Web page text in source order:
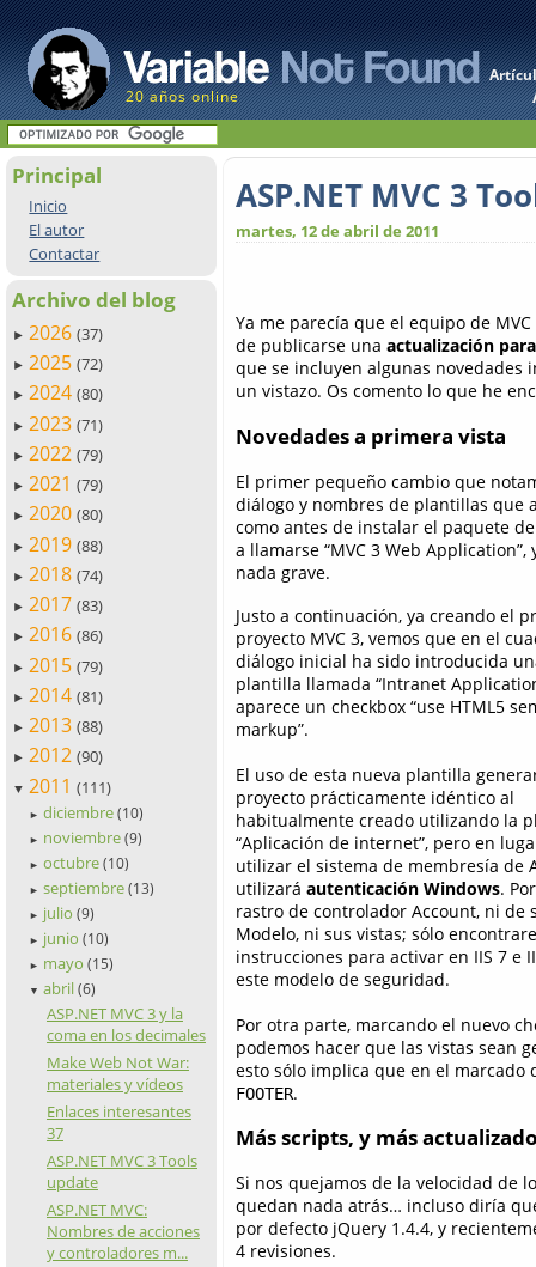
20 años online
Principal
Inicio
El autor
Contactar
Archivo del blog
► 2026 (37)
► 2025 (72)
► 2024 (80)
► 2023 (71)
► 2022 (79)
► 2021 (79)
► 2020 (80)
► 2019 (88)
► 2018 (74)
► 2017 (83)
► 2016 (86)
► 2015 (79)
► 2014 (81)
► 2013 (88)
► 2012 (90)
▼ 2011 (111)
► diciembre (10)
► noviembre (9)
► octubre (10)
► septiembre (13)
► julio (9)
► junio (10)
► mayo (15)
▼ abril (6)
ASP.NET MVC 3 y la
coma en los decimales
Make Web Not War:
materiales y vídeos
Enlaces interesantes
37
ASP.NET MVC 3 Tools
update
ASP.NET MVC:
Nombres de acciones
y controladores m...
ASP.NET MVC 3
martes, 12 de abril de 2011
Ya me parecía que el equipo de
de publicarse una actualización
que se incluyen algunas novedades
un vistazo. Os comento lo que he
Novedades a primera vista
El primer pequeño cambio que
diálogo y nombres de plantillas que
como antes de instalar el paquete
a llamarse “MVC 3 Web
nada grave.
Justo a continuación, ya creando el
proyecto MVC 3, vemos que en el
diálogo inicial ha sido introducida
plantilla llamada “Intranet
aparece un checkbox “use HTML5
markup”.
El uso de esta nueva plantilla
proyecto prácticamente idéntico al
habitualmente creado utilizando la
“Aplicación de internet”, pero en
utilizar el sistema de membresía de
utilizará autenticación Windows.
rastro de controlador Account, ni de
Modelo, ni sus vistas; sólo
instrucciones para activar en IIS 7 e
este modelo de seguridad.
Por otra parte, marcando el nuevo
podemos hacer que las vistas sean
esto sólo implica que en el
FOOTER.
Más scripts, y más
Si nos quejamos de la velocidad de
quedan nada atrás… incluso diría
por defecto jQuery 1.4.4, y
4 revisiones.